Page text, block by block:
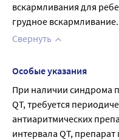
вскармливания для
грудное вскармливание.
Свернуть
Особые указания
При наличии синдрома
QT, требуется
антиаритмических
интервала QT,